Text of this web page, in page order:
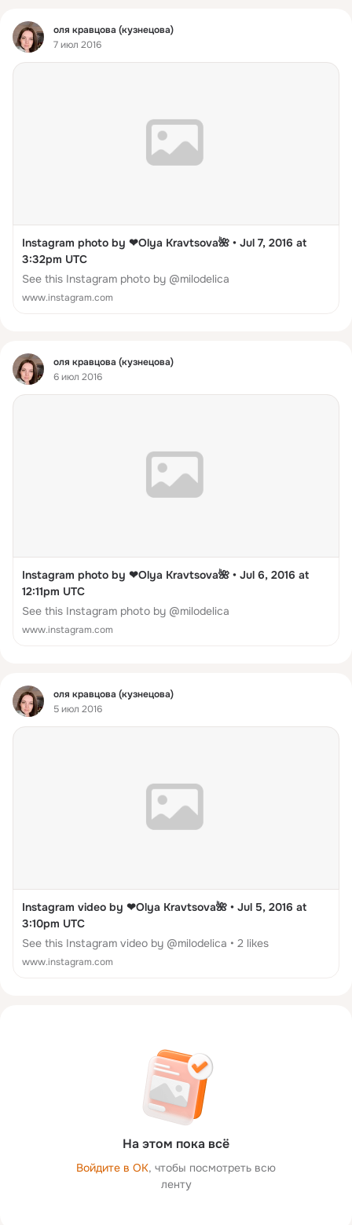
Фид
оля кравцова (кузнецова)
7 июл 2016
Instagram photo by ❤Olya Kravtsova🌺 • Jul 7, 2016 at
3:32pm UTC
See this Instagram photo by @milodelica
www.instagram.com
Фид
оля кравцова (кузнецова)
6 июл 2016
Instagram photo by ❤Olya Kravtsova🌺 • Jul 6, 2016 at
12:11pm UTC
See this Instagram photo by @milodelica
www.instagram.com
Фид
оля кравцова (кузнецова)
5 июл 2016
Instagram video by ❤Olya Kravtsova🌺 • Jul 5, 2016 at
3:10pm UTC
See this Instagram video by @milodelica • 2 likes
www.instagram.com
На этом пока всё
Войдите в ОК, чтобы посмотреть всю
ленту